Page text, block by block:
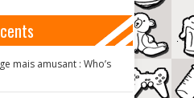
mais amusant : Who’s